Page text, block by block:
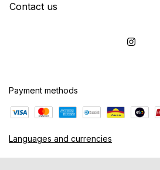
Contact us
Payment methods
Languages and currencies